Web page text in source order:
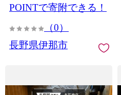
POINTで寄附できる！
（0）
長野県伊那市